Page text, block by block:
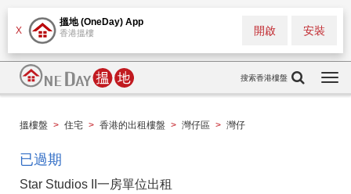
X
搵地 (OneDay) App
香港搵樓 安裝
開啟
搜索香港樓盤
搵樓盤 > 住宅 > 香港的出租樓盤 > 灣仔區 > 灣仔
已過期
Star Studios II一房單位出租